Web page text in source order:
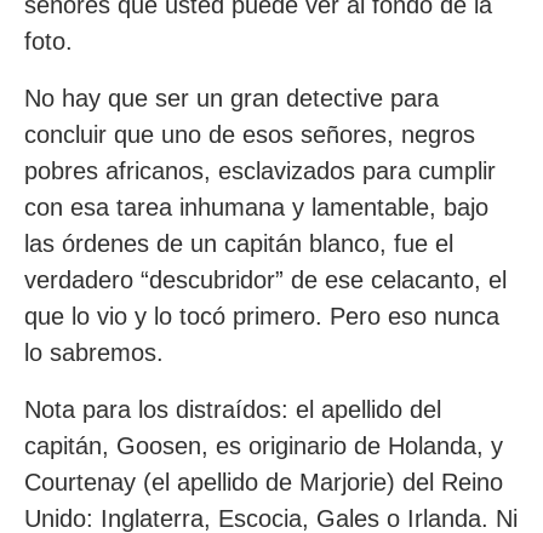
foto.
No hay que ser un gran detective para
concluir que uno de esos señores, negros
pobres africanos, esclavizados para cumplir
con esa tarea inhumana y lamentable, bajo
las órdenes de un capitán blanco, fue el
verdadero “descubridor” de ese celacanto, el
que lo vio y lo tocó primero. Pero eso nunca
lo sabremos.
Nota para los distraídos: el apellido del
capitán, Goosen, es originario de Holanda, y
Courtenay (el apellido de Marjorie) del Reino
Unido: Inglaterra, Escocia, Gales o Irlanda. Ni